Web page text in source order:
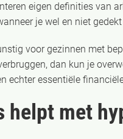
eigen definities van
je wel en niet
voor gezinnen met
dan kun je
echter essentiële
helpt met